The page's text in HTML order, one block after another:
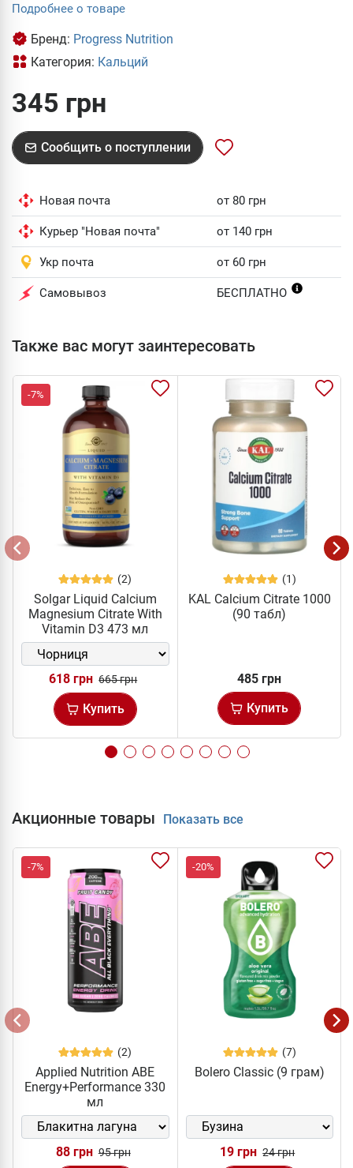
Подробнее о товаре
Бренд: Progress Nutrition
Категория: Кальций
345 грн
Сообщить о поступлении
Новая почта от 80 грн
Курьер "Новая почта" от 140 грн
Укр почта от 60 грн
Самовывоз БЕСПЛАТНО
Также вас могут заинтересовать
-7%
(2)
Solgar Liquid Calcium
Magnesium Citrate With
Vitamin D3 473 мл
618 грн 665 грн
Купить
(1)
KAL Calcium Citrate 1000
(90 табл)
485 грн
Купить
Акционные товары Показать все
-7%
(2)
Applied Nutrition ABE
Energy+Performance 330
мл
88 грн 95 грн
-20%
(7)
Bolero Classic (9 грам)
19 грн 24 грн